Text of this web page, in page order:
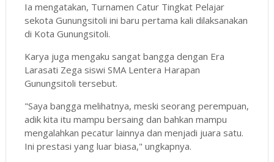
Ia mengatakan, Turnamen Catur Tingkat Pelajar
sekota Gunungsitoli ini baru pertama kali dilaksanakan
di Kota Gunungsitoli.
Karya juga mengaku sangat bangga dengan Era
Larasati Zega siswi SMA Lentera Harapan
Gunungsitoli tersebut.
"Saya bangga melihatnya, meski seorang perempuan,
adik kita itu mampu bersaing dan bahkan mampu
mengalahkan pecatur lainnya dan menjadi juara satu.
Ini prestasi yang luar biasa," ungkapnya.